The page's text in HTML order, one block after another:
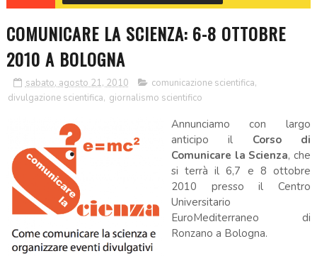
COMUNICARE LA SCIENZA: 6-8 OTTOBRE
2010 A BOLOGNA
sabato, agosto 21, 2010 comunicazione scientifica,
divulgazione scientifica, giornalismo scientifico
Annunciamo con largo
anticipo il Corso di
Comunicare la Scienza, che
si terrà il 6,7 e 8 ottobre
2010 presso il Centro
Universitario
EuroMediterraneo di
Ronzano a Bologna.